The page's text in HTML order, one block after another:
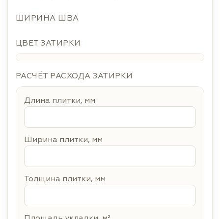
ШИРИНА ШВА
ЦВЕТ ЗАТИРКИ
РАСЧЁТ РАСХОДА ЗАТИРКИ
Длина плитки, мм
Ширина плитки, мм
Толщина плитки, мм